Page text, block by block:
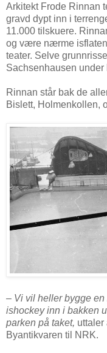
Arkitekt Frode Rinnan
gravd dypt inn i
11.000 tilskuere.
og være nærme
teater. Selve
Sachsenhausen under
Rinnan står bak de
Bislett, Holmenkollen,
– Vi vil heller bygge
ishockey inn i bakken
parken på taket, uttaler
Byantikvaren til NRK.